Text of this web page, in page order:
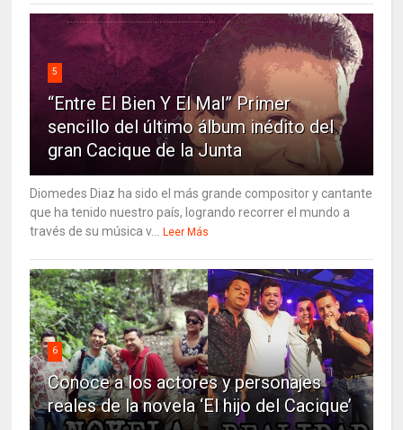
5
“Entre El Bien Y El Mal” Primer
sencillo del último álbum inédito del
gran Cacique de la Junta
Diomedes Diaz ha sido el más grande compositor y cantante
que ha tenido nuestro país, logrando recorrer el mundo a
través de su música v...
Leer Más
6
Conoce a los actores y personajes
reales de la novela ‘El hijo del Cacique’